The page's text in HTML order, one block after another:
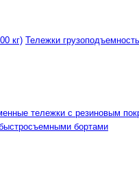
кг) Тележки
тележки с резиновым
бортами